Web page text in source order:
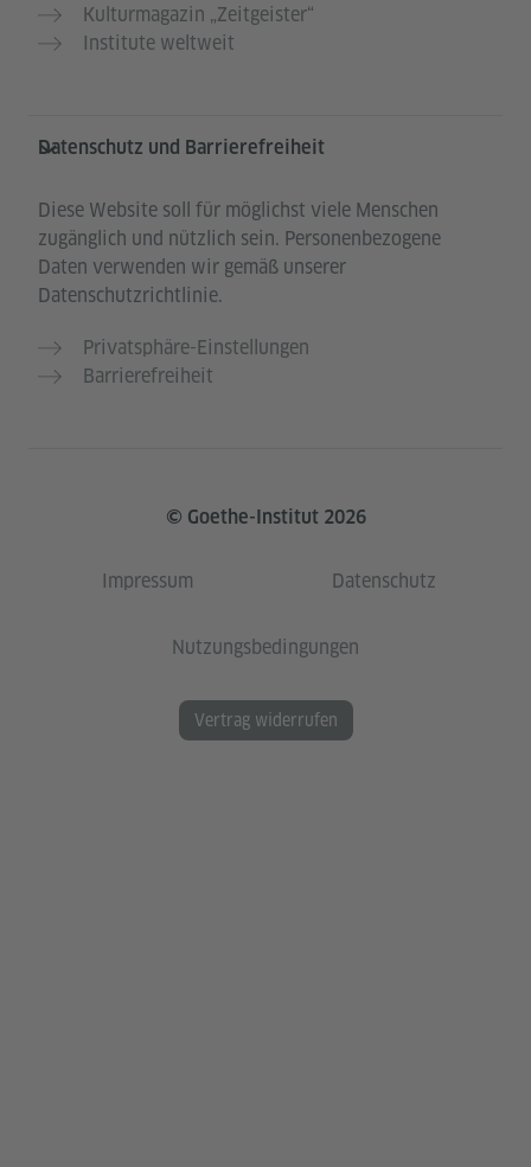
Kulturmagazin „Zeitgeister“
Institute weltweit
Datenschutz und Barrierefreiheit
Diese Website soll für möglichst viele Menschen
zugänglich und nützlich sein. Personenbezogene
Daten verwenden wir gemäß unserer
Datenschutzrichtlinie.
Privatsphäre-Einstellungen
Barrierefreiheit
© Goethe-Institut 2026
Impressum Datenschutz
Nutzungsbedingungen
Vertrag widerrufen